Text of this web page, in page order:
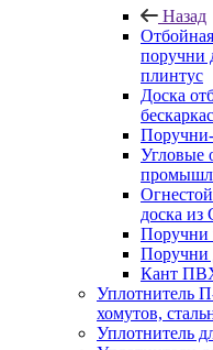
Назад
поручни
плинтус
Доска
Угловые
доска
Поручни
Поручни
Кант
Уплотнитель
хомутов,
Уплотнитель